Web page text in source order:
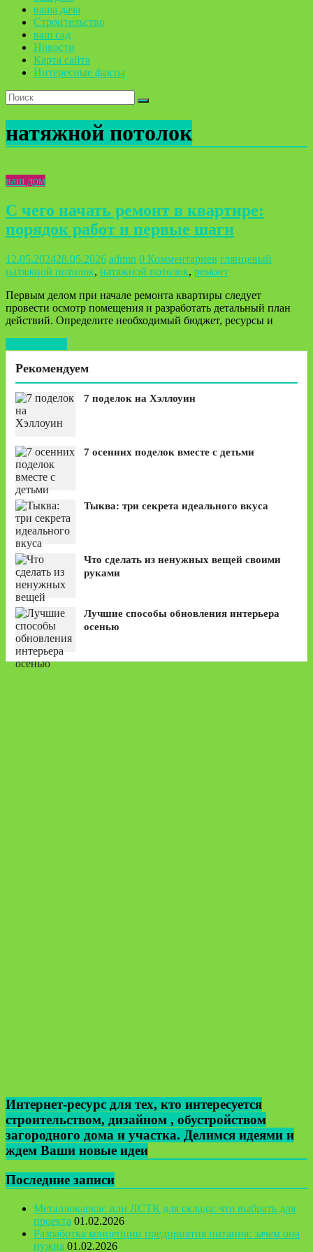
ваша дача
Строительство
ваш сад
Новости
Карта сайта
Интересные факты
натяжной потолок
ваш дом
С чего начать ремонт в квартире:
порядок работ и первые шаги
12.05.202428.05.2026 admin 0 Комментариев глянцевый
натяжной потолок, натяжной потолок, ремонт
Первым делом при начале ремонта квартиры следует
провести осмотр помещения и разработать детальный план
действий. Определите необходимый бюджет, ресурсы и
Рекомендуем
7 поделок на Хэллоуин
7 осенних поделок вместе с детьми
Тыква: три секрета идеального вкуса
Что сделать из ненужных вещей своими
руками
Лучшие способы обновления интерьера
осенью
Интернет-ресурс для тех, кто интересуется
строительством, дизайном , обустройством
загородного дома и участка. Делимся идеями и
ждем Ваши новые идеи
Последние записи
Металлокаркас или ЛСТК для склада: что выбрать для
проекта 01.02.2026
Разработка концепции предприятия питания: зачем она
нужна 01.02.2026